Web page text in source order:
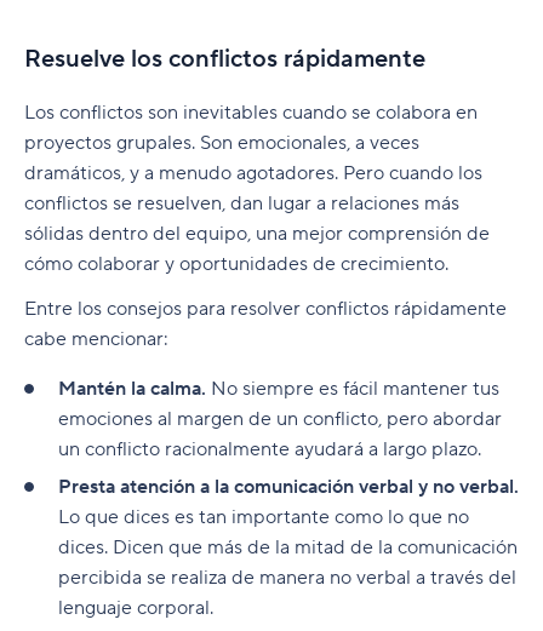
Resuelve los conflictos rápidamente
Los conflictos son inevitables cuando se colabora en
proyectos grupales. Son emocionales, a veces
dramáticos, y a menudo agotadores. Pero cuando los
conflictos se resuelven, dan lugar a relaciones más
sólidas dentro del equipo, una mejor comprensión de
cómo colaborar y oportunidades de crecimiento.
Entre los consejos para resolver conflictos rápidamente
cabe mencionar:
Mantén la calma. No siempre es fácil mantener tus
emociones al margen de un conflicto, pero abordar
un conflicto racionalmente ayudará a largo plazo.
Presta atención a la comunicación verbal y no verbal.
Lo que dices es tan importante como lo que no
dices. Dicen que más de la mitad de la comunicación
percibida se realiza de manera no verbal a través del
lenguaje corporal.